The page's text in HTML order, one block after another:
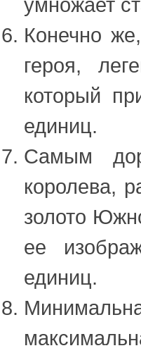
умножает
Конечно
героя,
который
единиц.
Самым
королева,
золото
ее
единиц.